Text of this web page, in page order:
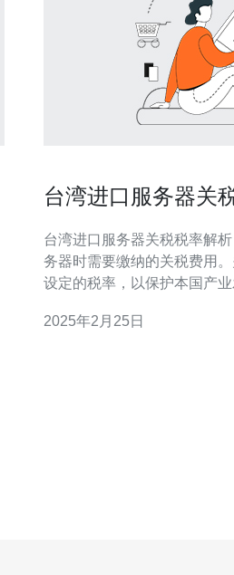
台湾进口服务器关
台湾进口服务器关税税率解析 服务器关税税率是指进口服
务器时需要缴纳的关税费用
设定的税率，以保护本国产业发
关税税则》的规定，服务器主要分
2025年2月25日